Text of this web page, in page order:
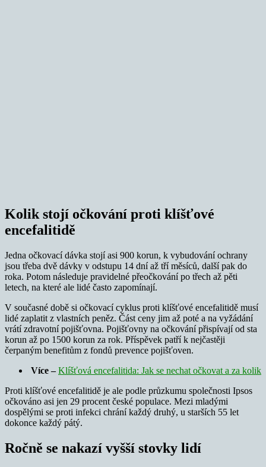
Kolik stojí očkování proti klíšťové
encefalitidě
Jedna očkovací dávka stojí asi 900 korun, k vybudování ochrany
jsou třeba dvě dávky v odstupu 14 dní až tří měsíců, další pak do
roka. Potom následuje pravidelné přeočkování po třech až pěti
letech, na které ale lidé často zapomínají.
V současné době si očkovací cyklus proti klíšťové encefalitidě musí
lidé zaplatit z vlastních peněz. Část ceny jim až poté a na vyžádání
vrátí zdravotní pojišťovna. Pojišťovny na očkování přispívají od sta
korun až po 1500 korun za rok. Příspěvek patří k nejčastěji
čerpaným benefitům z fondů prevence pojišťoven.
Více – Klíšťová encefalitida: Jak se nechat očkovat a za kolik
Proti klíšťové encefalitidě je ale podle průzkumu společnosti Ipsos
očkováno asi jen 29 procent české populace. Mezi mladými
dospělými se proti infekci chrání každý druhý, u starších 55 let
dokonce každý pátý.
Ročně se nakazí vyšší stovky lidí